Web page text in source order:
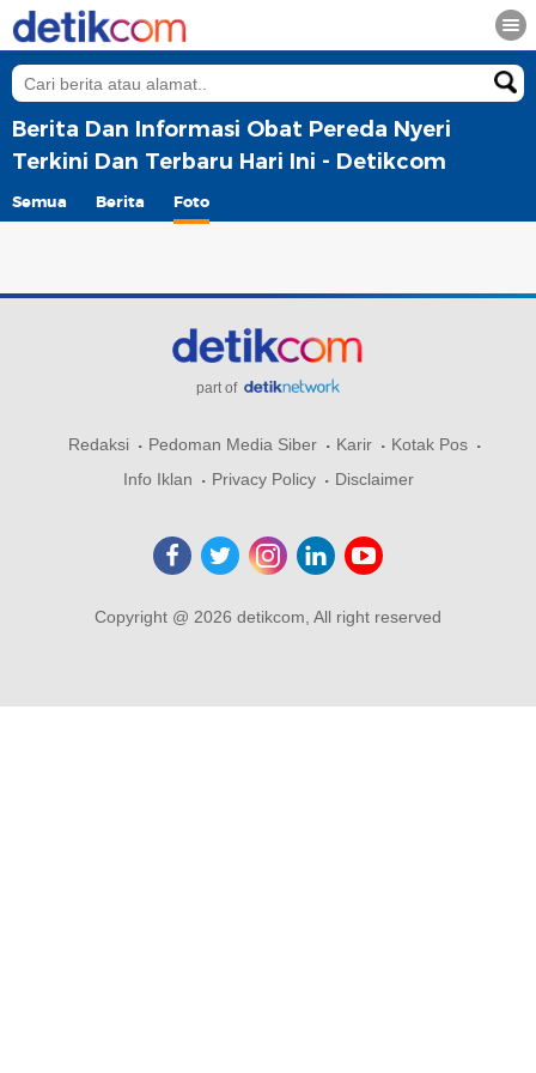
Berita Dan Informasi Obat Pereda Nyeri
Terkini Dan Terbaru Hari Ini - Detikcom
Semua Berita Foto
part of
Redaksi Pedoman Media Siber Karir
Kotak Pos
Info Iklan
Privacy Policy Disclaimer
Copyright @ 2026 detikcom, All right reserved